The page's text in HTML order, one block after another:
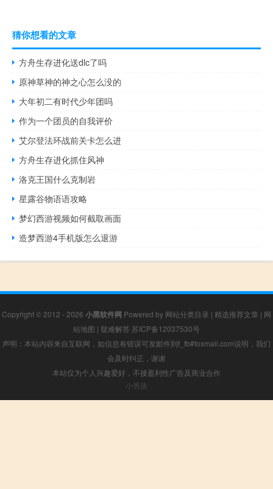
猜你想看的文章
方舟生存进化送dlc了吗
原神草神的神之心怎么没的
大年初二有时代少年团吗
作为一个团员的自我评价
艾尔登法环战前关卡怎么进
方舟生存进化抓住风神
洛克王国什么克制岩
星露谷物语语攻略
梦幻西游视频如何截取画面
造梦西游4手机版怎么退游
Copyright © 2012 - 2026 小黑软件网 Powered by 网站分类目录 | 精选推荐文章 | 网
站地图 | 疑难解答 苏ICP备12037530号
声明：本站内容来自互联网，如信息有错误可发邮件到f_fb#foxmail.com说明，我们
会及时纠正，谢谢
本站仅为个人兴趣爱好，不接盈利性广告及商业合作
小男孩